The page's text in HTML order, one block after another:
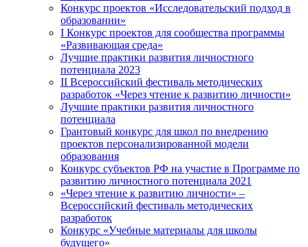
Конкурс проектов «Исследовательский подход в
образовании»
I Конкурс проектов для сообщества программы
«Развивающая среда»
Лучшие практики развития личностного
потенциала 2023
II Всероссийский фестиваль методических
разработок «Через чтение к развитию личности»
Лучшие практики развития личностного
потенциала
Грантовый конкурс для школ по внедрению
проектов персонализированной модели
образования
Конкурс субъектов РФ на участие в Программе по
развитию личностного потенциала 2021
«Через чтение к развитию личности» –
Всероссийский фестиваль методических
разработок
Конкурс «Учебные материалы для школы
будущего»